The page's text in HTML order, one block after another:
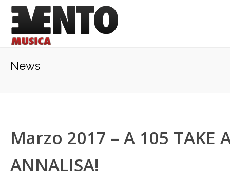
News
Marzo 2017 – A 105 TAKE
ANNALISA!